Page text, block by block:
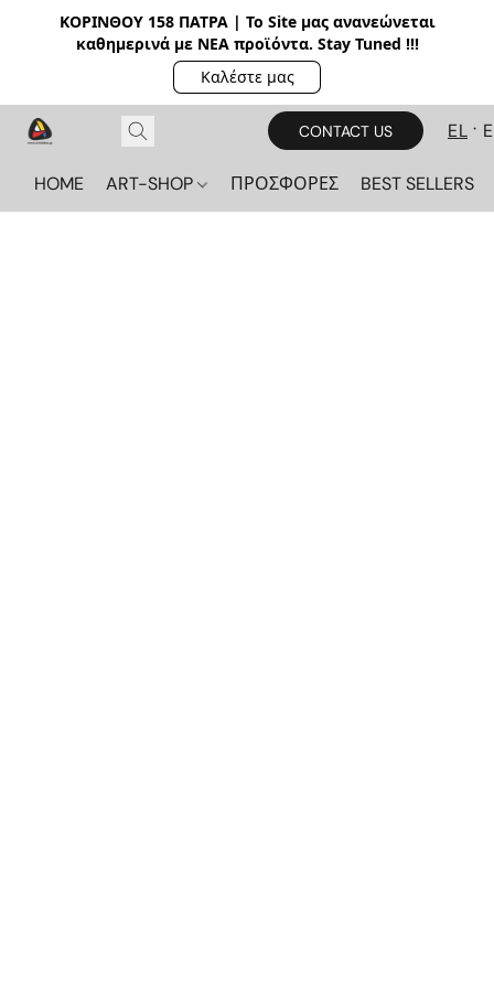
ΚΟΡΙΝΘΟΥ 158 ΠΑΤΡΑ | Το Site μας ανανεώνεται
καθημερινά με ΝΕΑ προϊόντα. Stay Tuned !!!
Καλέστε μας
CONTACT US EL
HOME ART-SHOP ΠΡΟΣΦΟΡΕΣ BEST SELLERS